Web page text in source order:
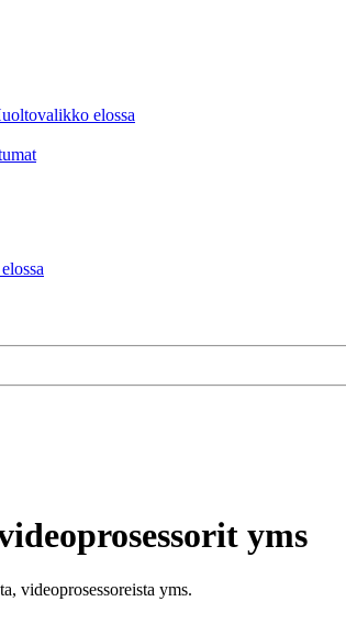
elossa
yms
videoprosessoreista yms.